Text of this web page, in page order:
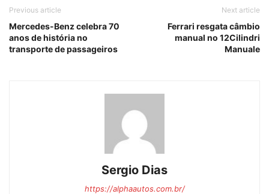
Previous article
Mercedes-Benz celebra 70
anos de história no
transporte de passageiros
Next article
Ferrari resgata câmbio
manual no 12Cilindri
Manuale
Sergio Dias
https://alphaautos.com.br/